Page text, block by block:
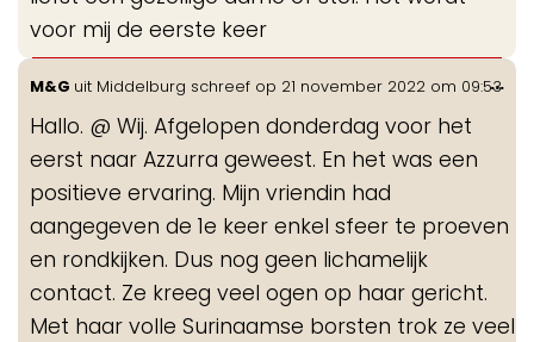
voor mij de eerste keer
M&G uit Middelburg schreef op 21 november 2022 om 09:53
Hallo. @ Wij. Afgelopen donderdag voor het
eerst naar Azzurra geweest. En het was een
positieve ervaring. Mijn vriendin had
aangegeven de 1e keer enkel sfeer te proeven
en rondkijken. Dus nog geen lichamelijk
contact. Ze kreeg veel ogen op haar gericht.
Met haar volle Surinaamse borsten trok ze veel
...